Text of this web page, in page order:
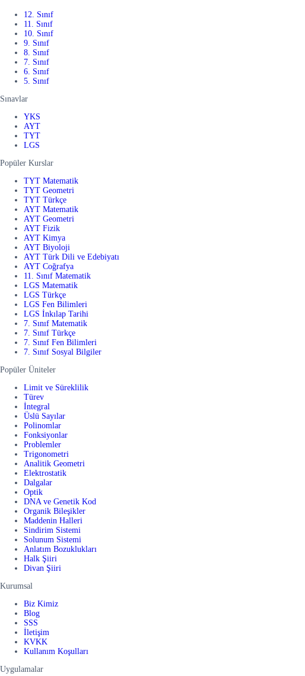
12. Sınıf
11. Sınıf
10. Sınıf
9. Sınıf
8. Sınıf
7. Sınıf
6. Sınıf
5. Sınıf
Sınavlar
YKS
AYT
TYT
LGS
Popüler Kurslar
TYT Matematik
TYT Geometri
TYT Türkçe
AYT Matematik
AYT Geometri
AYT Fizik
AYT Kimya
AYT Biyoloji
AYT Türk Dili ve Edebiyatı
AYT Coğrafya
11. Sınıf Matematik
LGS Matematik
LGS Türkçe
LGS Fen Bilimleri
LGS İnkılap Tarihi
7. Sınıf Matematik
7. Sınıf Türkçe
7. Sınıf Fen Bilimleri
7. Sınıf Sosyal Bilgiler
Popüler Üniteler
Limit ve Süreklilik
Türev
İntegral
Üslü Sayılar
Polinomlar
Fonksiyonlar
Problemler
Trigonometri
Analitik Geometri
Elektrostatik
Dalgalar
Optik
DNA ve Genetik Kod
Organik Bileşikler
Maddenin Halleri
Sindirim Sistemi
Solunum Sistemi
Anlatım Bozuklukları
Halk Şiiri
Divan Şiiri
Kurumsal
Biz Kimiz
Blog
SSS
İletişim
KVKK
Kullanım Koşulları
Uygulamalar